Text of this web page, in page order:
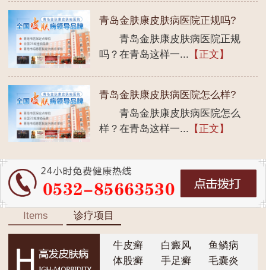
青岛金肤康皮肤病医院正规吗?
青岛金肤康皮肤病医院正规
吗？在青岛这样一... 【正文】
青岛金肤康皮肤病医院怎么样?
青岛金肤康皮肤病医院怎么
样？在青岛这样一... 【正文】
Items 诊疗项目
牛皮癣 白癜风
鱼鳞病
体股癣
手足癣
毛囊炎